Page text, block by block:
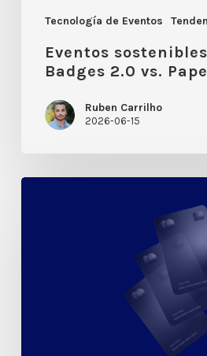
Tecnología de Eventos
Eventos
Badges 2.0 vs.
Ruben Carrilho
2026-06-15